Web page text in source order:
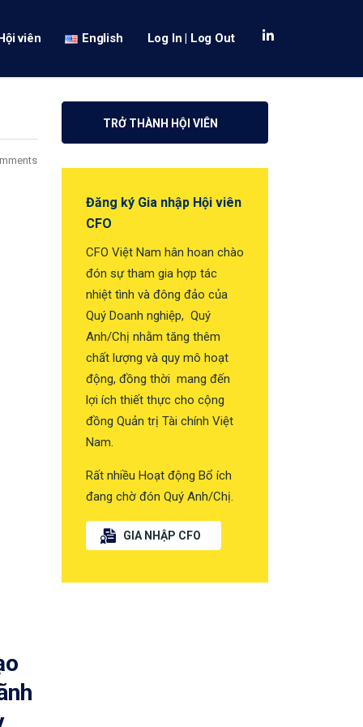
viên English Log In | Log Out
TRỞ THÀNH HỘI VIÊN
Đăng ký Gia nhập Hội viên
CFO
CFO Việt Nam hân hoan chào
đón sự tham gia hợp tác
nhiệt tình và đông đảo của
Quý Doanh nghiệp, Quý
Anh/Chị nhằm tăng thêm
chất lượng và quy mô hoạt
động, đồng thời mang đến
lợi ích thiết thực cho cộng
đồng Quản trị Tài chính Việt
Nam.
Rất nhiều Hoạt động Bổ ích
đang chờ đón Quý Anh/Chị.
GIA NHẬP CFO